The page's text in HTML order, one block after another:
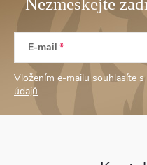
Z
p
E-mail
Vložením e-mailu souhlasíte s
údajů